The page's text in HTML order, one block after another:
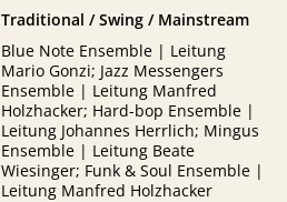
Traditional / Swing / Mainstream
Blue Note Ensemble | Leitung
Mario Gonzi; Jazz Messengers
Ensemble | Leitung Manfred
Holzhacker; Hard-bop Ensemble |
Leitung Johannes Herrlich; Mingus
Ensemble | Leitung Beate
Wiesinger; Funk & Soul Ensemble |
Leitung Manfred Holzhacker